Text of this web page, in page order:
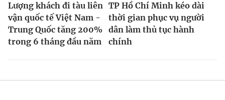
Lượng khách đi tàu liên
vận quốc tế Việt Nam -
Trung Quốc tăng 200%
trong 6 tháng đầu năm
TP Hồ Chí Minh kéo dài
thời gian phục vụ người
dân làm thủ tục hành
chính